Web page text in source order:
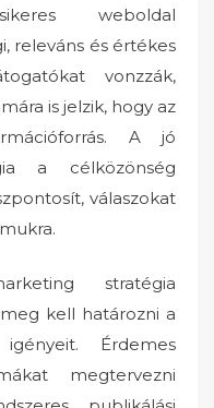
weboldal
releváns és értékes
vonzzák,
is jelzik, hogy az
A jó
a célközönség
válaszokat
stratégia
kell határozni a
Érdemes
megtervezni